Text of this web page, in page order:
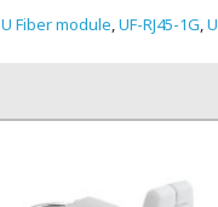
U Fiber module,UF-RJ45-1G,